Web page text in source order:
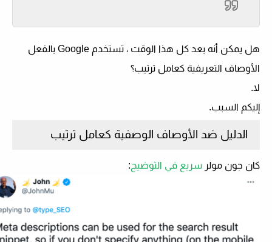
هل يمكن أنه بعد كل هذا الوقت ، تستخدم Google بالفعل
الأوصاف التعريفية كعامل ترتيب؟
لا.
إليكم السبب.
الدليل ضد الأوصاف الوصفية كعامل ترتيب
كان جون مولر سريع في التوضيح :